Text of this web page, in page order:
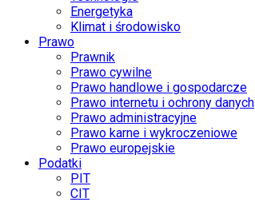
Energetyka
Klimat i środowisko
Prawo
Prawnik
Prawo cywilne
Prawo handlowe i gospodarcze
Prawo internetu i ochrony danych
Prawo administracyjne
Prawo karne i wykroczeniowe
Prawo europejskie
Podatki
PIT
CIT